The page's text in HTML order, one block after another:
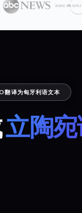
翻译为匈牙利语文本
立陶宛